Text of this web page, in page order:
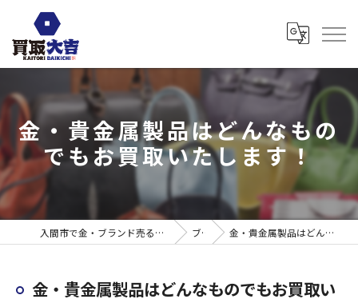
金・貴金属製品はどんなもの
でもお買取いたします！
入間市で金・ブランド売るなら買取大吉 ウエスタ武蔵藤沢店 ブログ 金・貴金属製品はどんなものでもお買取いたします！
金・貴金属製品はどんなものでもお買取い